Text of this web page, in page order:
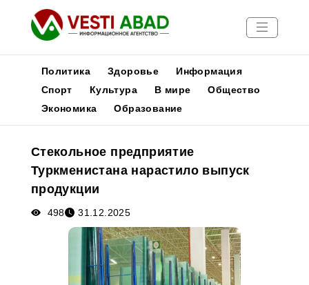
Новости
Медиа
Афиша
Политика Здоровье
Информация
Спорт
Культура В мире
Общество
Экономика
Образование
Стекольное предприятие
Туркменистана нарастило выпуск
продукции
498 31.12.2025